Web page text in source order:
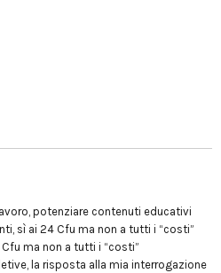
potenziare contenuti educativi
sì ai 24 Cfu ma non a tutti i “costi”
ma non a tutti i “costi”
la risposta alla mia interrogazione